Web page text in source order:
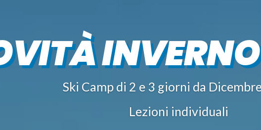
Ski Camp di 2 e 3 giorni da
Lezioni individuali